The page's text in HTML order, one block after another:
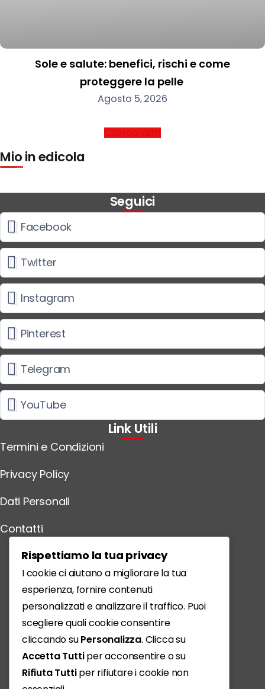
Sole e salute: benefici, rischi e come
proteggere la pelle
Agosto 5, 2026
Carica altri
Mio in edicola
Seguici
Facebook
Twitter
Instagram
Pinterest
Telegram
YouTube
Link Utili
Termini e Condizioni
Privacy Policy
Dati Personali
Contatti
Scarica l'App
Rispettiamo la tua privacy
I cookie ci aiutano a migliorare la tua
esperienza, fornire contenuti
personalizzati e analizzare il traffico. Puoi
scegliere quali cookie consentire
cliccando suPersonalizza. Clicca su
Accetta Tuttiper acconsentire o su
Rifiuta Tuttiper rifiutare i cookie non